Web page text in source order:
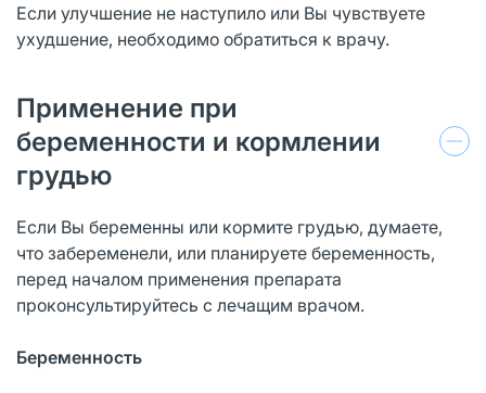
Если улучшение не наступило или Вы чувствуете
ухудшение, необходимо обратиться к врачу.
Применение при
беременности и кормлении
грудью
Если Вы беременны или кормите грудью, думаете,
что забеременели, или планируете беременность,
перед началом применения препарата
проконсультируйтесь с лечащим врачом.
Беременность